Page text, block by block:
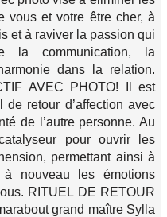
vous et votre être cher, à
et à raviver la passion qui
la communication, la
dans la relation.
AVEC PHOTO! Il est
retour d’affection avec
de l’autre personne. Au
pour ouvrir les
permettant ainsi à
nouveau les émotions
RITUEL DE RETOUR
grand maître Sylla